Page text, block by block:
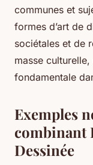
communes et
formes d’art de
sociétales et de
masse
fondamentale
Exemples
combinant
Dessinée